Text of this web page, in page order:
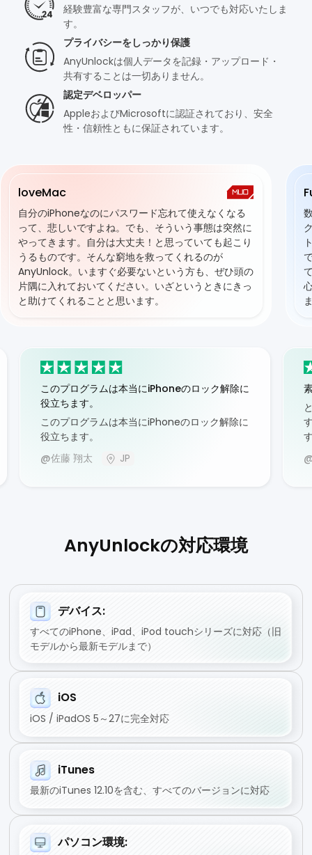
経験豊富な専門スタッフが、いつでも対応いたしま
す。
プライバシーをしっかり保護
AnyUnlockは個人データを記録・アップロード・
共有することは一切ありません。
認定デベロッパー
AppleおよびMicrosoftに認証されており、安全
性・信頼性ともに保証されています。
loveMac
自分のiPhoneなのにパスワード忘れて使えなくなる
って、悲しいですよね。でも、そういう事態は突然に
やってきます。自分は大丈夫！と思っていても起こり
うるものです。そんな窮地を救ってくれるのが
AnyUnlock。いますぐ必要ないという方も、ぜひ頭の
片隅に入れておいてください。いざというときにきっ
と助けてくれることと思います。
このプログラムは本当にiPhoneのロック解除に
役立ちます。
このプログラムは本当にiPhoneのロック解除に
役立ちます。
@佐藤 翔太
JP
AnyUnlockの対応環境
デバイス:
すべてのiPhone、iPad、iPod touchシリーズに対応（旧
モデルから最新モデルまで）
iOS
iOS / iPadOS 5～27に完全対応
iTunes
最新のiTunes 12.10を含む、すべてのバージョンに対応
パソコン環境: